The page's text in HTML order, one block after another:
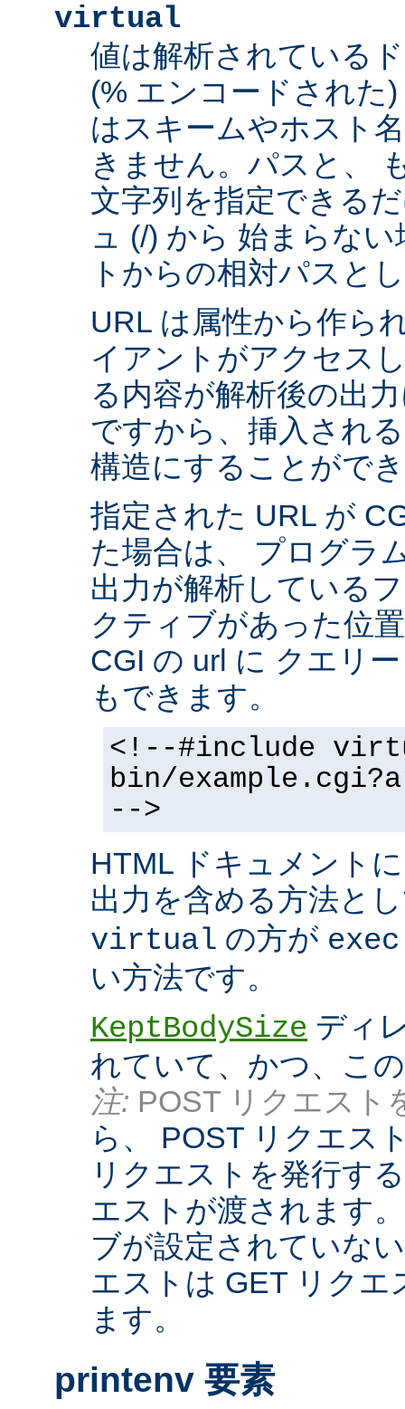
virtual
値は解析されている
(% エンコードされた
はスキームやホスト
きません。パスと、
文字列を指定できる
ュ (/) から 始まらな
トからの相対パスと
URL は属性から作ら
イアントがアクセス
る内容が解析後の出
ですから、挿入され
構造にすることがで
指定された URL が
た場合は、 プログラ
出力が解析している
クティブがあった位
CGI の url に クエリ
もできます。
<!--#include
bin/
-->
HTML ドキュメント
出力を含める方法と
virtual の方が
い方法です。
KeptBodySize ディ
れていて、かつ、こ
注: POST リクエスト
ら、 POST リクエス
リクエストを発行す
エストが渡されます
ブが設定されていな
エストは GET リク
ます。
printenv 要素